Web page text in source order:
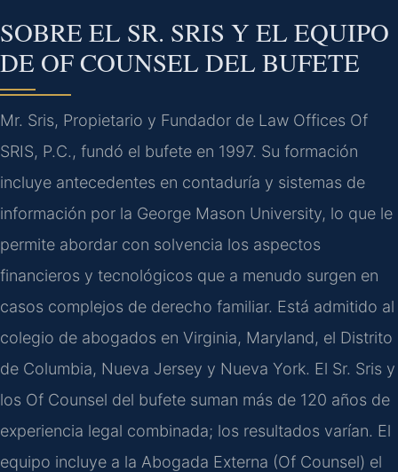
SOBRE EL SR. SRIS Y EL EQUIPO
DE OF COUNSEL DEL BUFETE
Mr. Sris, Propietario y Fundador de Law Offices Of
SRIS, P.C., fundó el bufete en 1997. Su formación
incluye antecedentes en contaduría y sistemas de
información por la George Mason University, lo que le
permite abordar con solvencia los aspectos
financieros y tecnológicos que a menudo surgen en
casos complejos de derecho familiar. Está admitido al
colegio de abogados en Virginia, Maryland, el Distrito
de Columbia, Nueva Jersey y Nueva York. El Sr. Sris y
los Of Counsel del bufete suman más de 120 años de
experiencia legal combinada; los resultados varían. El
equipo incluye a la Abogada Externa (Of Counsel) el